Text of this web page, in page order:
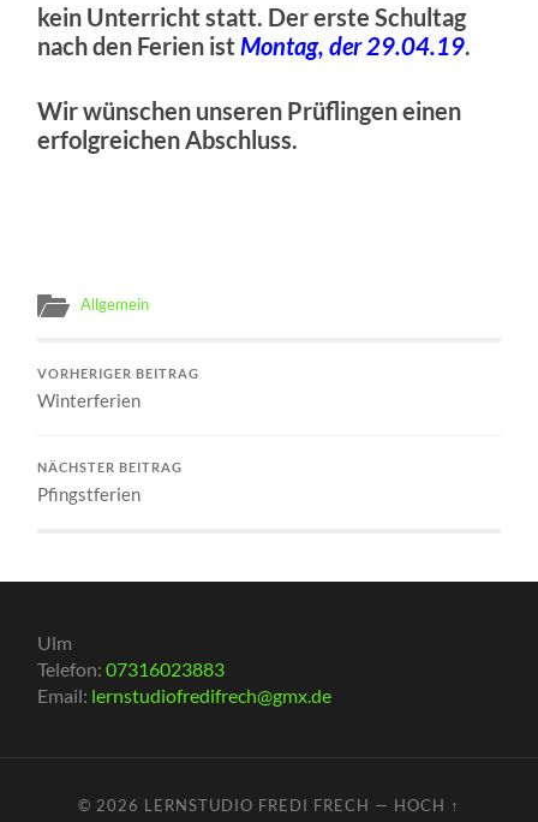
kein Unterricht statt. Der erste Schultag
nach den Ferien ist Montag, der 29.04.19.
Wir wünschen unseren Prüflingen einen
erfolgreichen Abschluss.
Allgemein
VORHERIGER BEITRAG
Winterferien
NÄCHSTER BEITRAG
Pfingstferien
Ulm
Telefon:07316023883
Email: lernstudiofredifrech@gmx.de
© 2026 LERNSTUDIO FREDI FRECH — HOCH ↑